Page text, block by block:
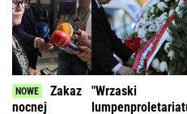
Zakaz
nocnej
"Wrzaski